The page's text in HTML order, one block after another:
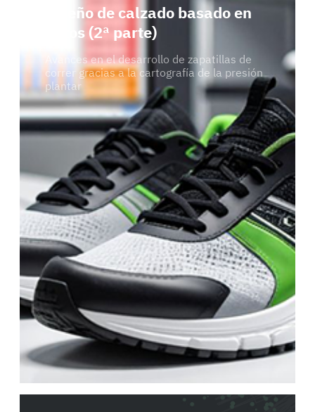
Diseño de calzado basado en
datos (2ª parte)
Avances en el desarrollo de zapatillas de
correr gracias a la cartografía de la presión
plantar